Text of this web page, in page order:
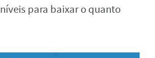
para baixar o quanto